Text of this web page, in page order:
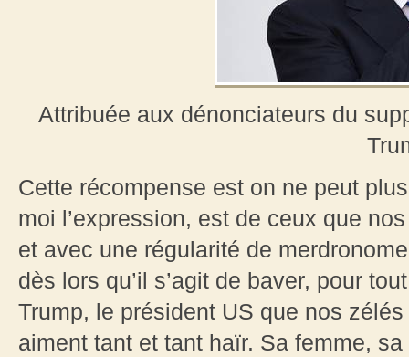
Attribuée aux dénonciateurs du
Cette récompense est on ne peut
moi l’expression, est de ceux que
et avec une régularité de
dès lors qu’il s’agit de baver, pour
Trump, le président US que nos
aiment tant et tant haïr. Sa femme,